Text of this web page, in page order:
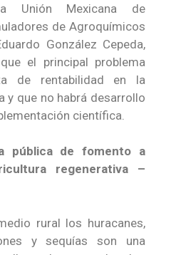
Unión Mexicana de
de Agroquímicos
González Cepeda,
el principal problema
de rentabilidad en la
y que no habrá desarrollo
científica.
pública de fomento a
regenerativa –
rural los huracanes,
y sequías son una